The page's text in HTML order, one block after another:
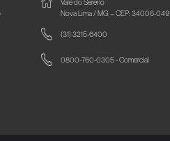
Vale do Sereno
Nova Lima / MG – CEP: 34006-049
(31) 3215-6400
0800-760-0305 - Comercial